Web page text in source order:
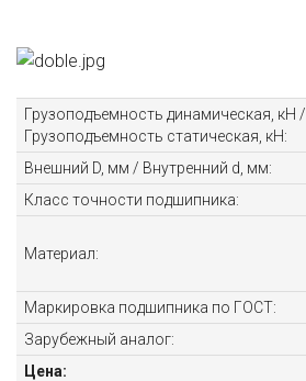
Грузоподъемность динамическая, кН /
Грузоподъемность статическая, кН:
Внешний D, мм / Внутренний d, мм:
Класс точности подшипника:
Материал:
Маркировка подшипника по ГОСТ:
Зарубежный аналог:
Цена: